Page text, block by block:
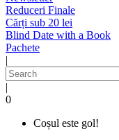
Reduceri Finale
Cărți sub 20 lei
Blind Date with a Book
Pachete
|
|
0
Coșul este gol!